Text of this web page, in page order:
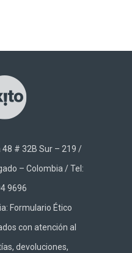
# 32B Sur – 219 /
– Colombia / Tel:
9696
Formulario Ético
con atención al
devoluciones,